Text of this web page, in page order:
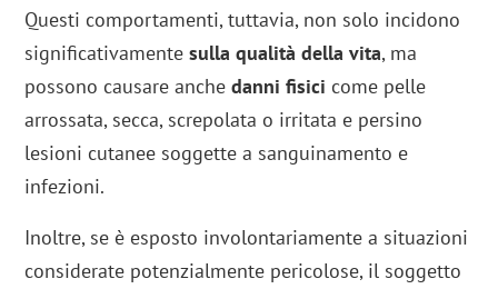
Questi comportamenti, tuttavia, non solo incidono
significativamentesulla qualità della vita, ma
possono causare anchedanni fisici come pelle
arrossata, secca, screpolata o irritata e persino
lesioni cutanee soggette a sanguinamento e
infezioni.
Inoltre, se è esposto involontariamente a situazioni
considerate potenzialmente pericolose, il soggetto